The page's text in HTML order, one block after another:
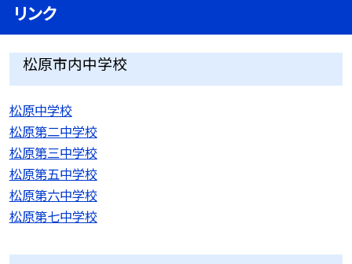
リンク
松原市内中学校
松原中学校
松原第二中学校
松原第三中学校
松原第五中学校
松原第六中学校
松原第七中学校